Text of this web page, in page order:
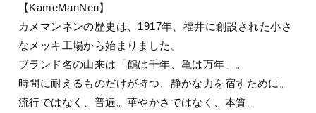
【KameManNen】
カメマンネンの歴史は、1917年、福井に創設された小さ
なメッキ工場から始まりました。
ブランド名の由来は「鶴は千年、亀は万年」。
時間に耐えるものだけが持つ、静かな力を宿すために。
流行ではなく、普遍。華やかさではなく、本質。